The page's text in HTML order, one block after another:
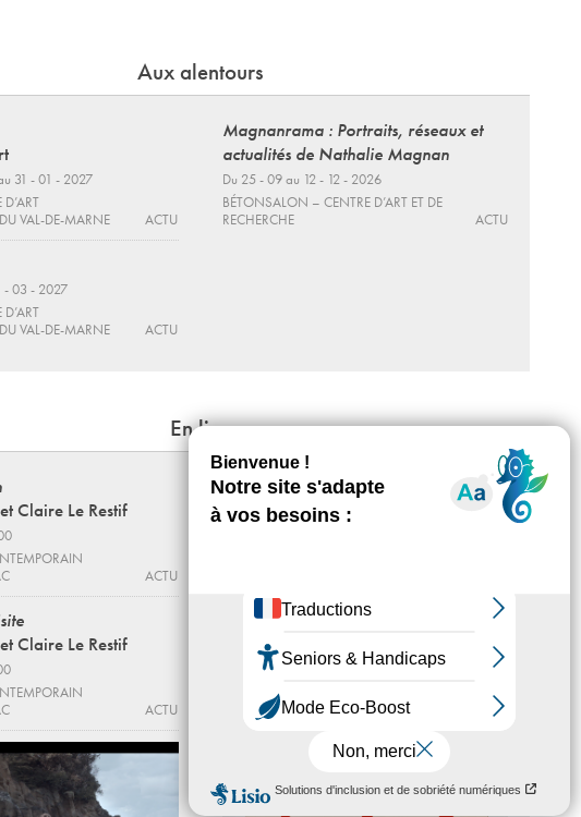
Aux alentours
31 - 01 - 2027
VAL-DE-MARNE
ACTU
- 03 - 2027
VAL-DE-MARNE
ACTU
Magnanrama : Portraits, réseaux et
actualités de Nathalie Magnan
Du 25 - 09 au 12 - 12 - 2026
BÉTONSALON – CENTRE D’ART ET DE
RECHERCHE
ACTU
En lien
Claire Le Restif
ACTU
Claire Le Restif
ACTU
Joana Hadjithomas & Khalil Joreige
Rencontre et Projection
Rencontre avec Sheila Hicks
BEAUX-ARTS DE PARIS
ACTU